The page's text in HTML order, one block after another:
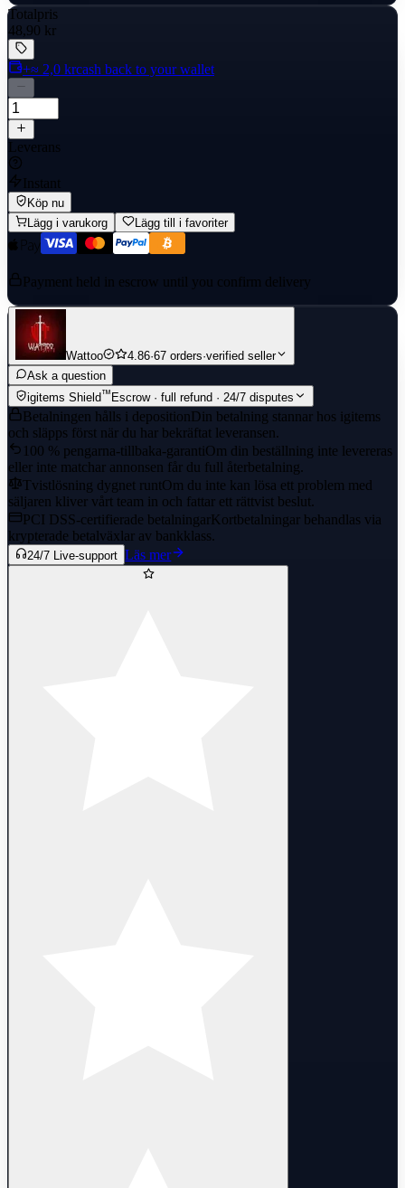
Totalpris
48,90 kr
+≈ 2,0 krcash back to your wallet
Leverans
Instant
Köp nu
Lägg i varukorg
Lägg till i favoriter
Payment held in escrow until you confirm delivery
Wattoo 4.86·67 orders·verified seller
Ask a question
igitems Shield™ Escrow · full refund · 24/7 disputes
Betalningen hålls i depositionDin betalning stannar hos igitems
och släpps först när du har bekräftat leveransen.
100 % pengarna-tillbaka-garantiOm din beställning inte levereras
eller inte matchar annonsen får du full återbetalning.
Tvistlösning dygnet runtOm du inte kan lösa ett problem med
säljaren kliver vårt team in och fattar ett rättvist beslut.
PCI DSS-certifierade betalningarKortbetalningar behandlas via
krypterade betalväxlar av bankklass.
24/7 Live-support Läs mer